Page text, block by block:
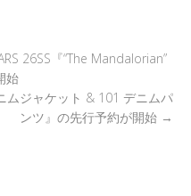
26SS『“The Mandalorian”
始
ムジャケット & 101 デニムパ
ンツ』の先行予約が開始 →